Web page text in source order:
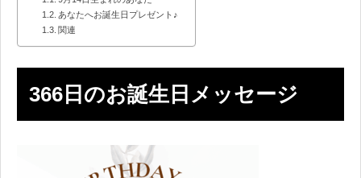
あなたへお誕生日プレゼント♪
関連
366日のお誕生日メッセージ